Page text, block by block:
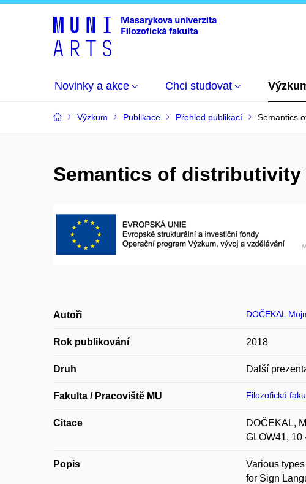
Novinky a akce Chci studovat
Výzkum Publikace Přehled publikací Semantics
Semantics of distributivity
Autoři DOČEKAL
Rok publikování 2018
Druh Další
Fakulta / Pracoviště MU Filozofická
Citace
DOČEKAL,
GLOW41, 10
Popis
Various
for Sign